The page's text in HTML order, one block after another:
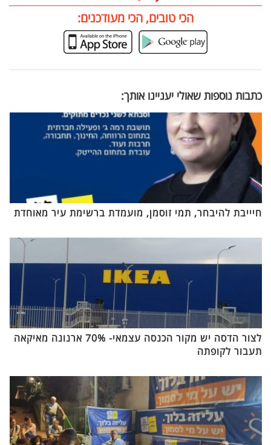
הכי טובים, הכי מעודכנים:
כתבות נוספות שאולי יעניינו אותך:
חיייבת להיבחר, תמי זוסמן, מועמדת ברשימת עיר מאוחדת
לצור הדסה יש מקור הכנסה עצמאי- 70% ארנונה מאיקאה
תעבור לקופתה